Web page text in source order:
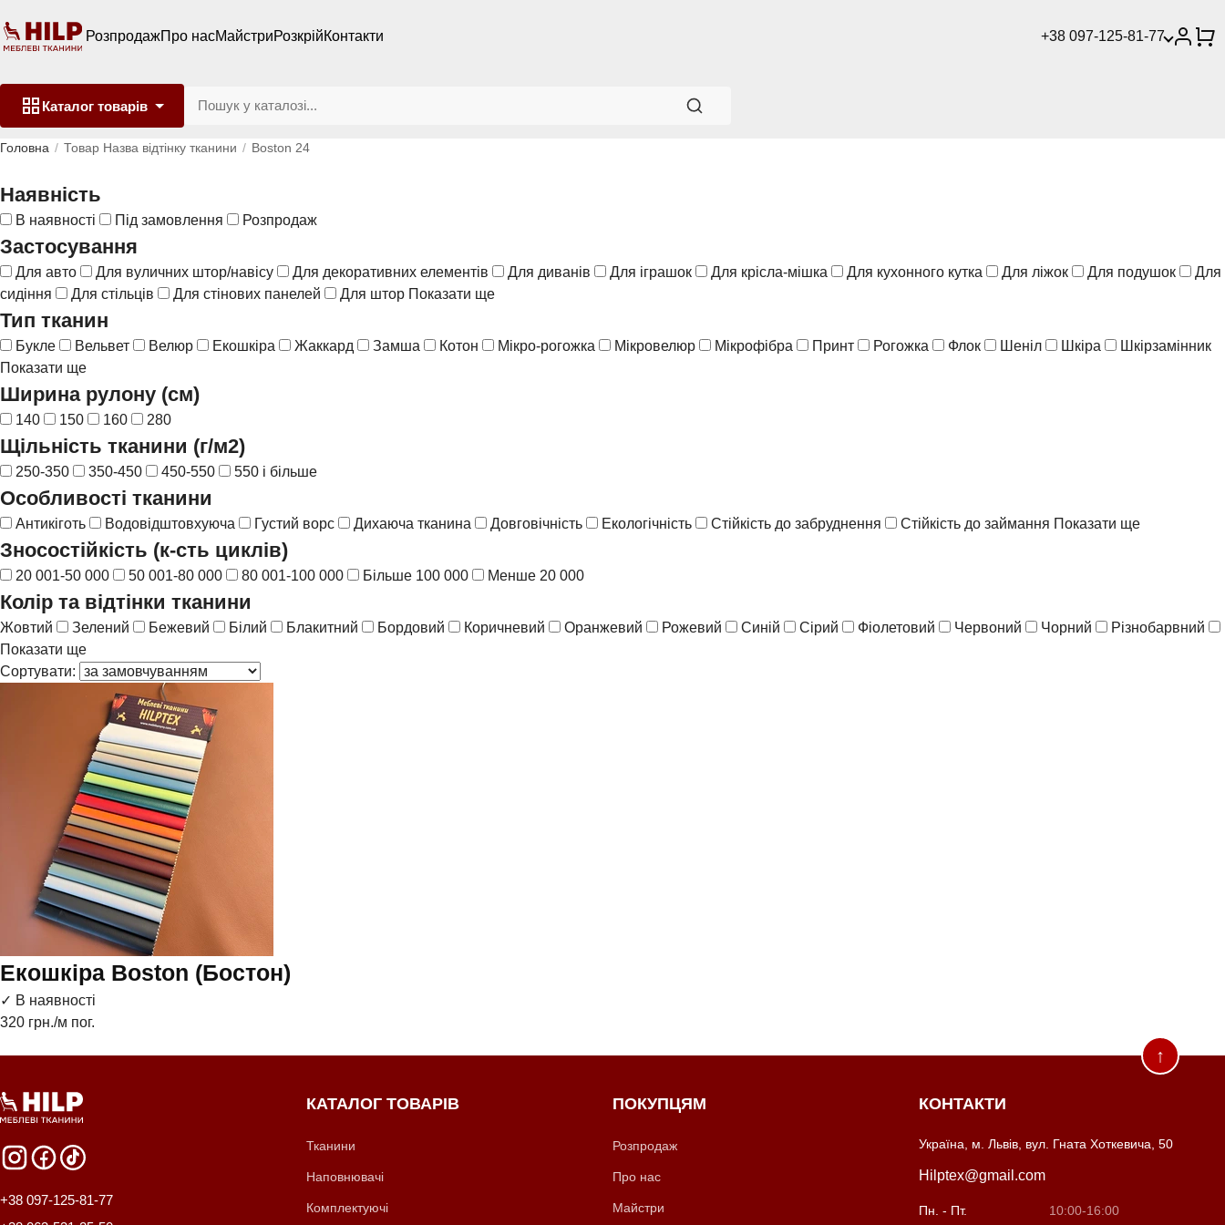
РозпродажПро насМайстриРозкрійКонтакти +38 097-125-81-77
Каталог товарів
Головна Товар Назва відтінку тканини Boston 24
Наявність
В наявності Під замовлення Розпродаж
Застосування
Для авто Для вуличних штор/навісу Для декоративних елементів Для диванів Для іграшок Для крісла-мішка Для кухонного кутка Для ліжок Для подушок
Для
сидіння
Для стільців Для стінових панелей Для штор Показати ще
Тип тканин
Букле Вельвет Велюр Екошкіра Жаккард Замша Котон Мікро-рогожка Мікровелюр Мікрофібра Принт Рогожка Флок Шеніл Шкіра
Шкірзамінник
Показати ще
Ширина рулону (см)
140 150 160 280
Щільність тканини (г/м2)
250-350 350-450 450-550 550 і більше
Особливості тканини
Антикіготь Водовідштовхуюча Густий ворс Дихаюча тканина Довговічність Екологічність Стійкість до забруднення Стійкість до займання Показати ще
Зносостійкість (к-сть циклів)
20 001-50 000 50 001-80 000 80 001-100 000 Більше 100 000 Менше 20 000
Колір та відтінки тканини
Жовтий Зелений Бежевий Білий Блакитний Бордовий Коричневий Оранжевий Рожевий Синій Сірий Фіолетовий Червоний Чорний
Різнобарвний
Показати ще
Сортувати:
Екошкіра Boston (Бостон)
✓ В наявності
320 грн./м пог.
+38 097-125-81-77
КАТАЛОГ ТОВАРІВ
Тканини
Наповнювачі
Комплектуючі
ПОКУПЦЯМ
Розпродаж
Про нас
Майстри
КОНТАКТИ
Україна, м. Львів, вул. Гната Хоткевича, 50
Hilptex@gmail.com
Пн. - Пт. 10:00-16:00
↑